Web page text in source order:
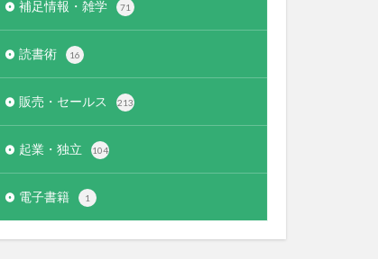
補足情報・雑学 71
読書術 16
販売・セールス 213
起業・独立 104
電子書籍 1